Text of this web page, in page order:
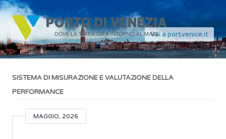
Vai a port.venice.it
SISTEMA DI MISURAZIONE E VALUTAZIONE DELLA
PERFORMANCE
MAGGIO, 2026